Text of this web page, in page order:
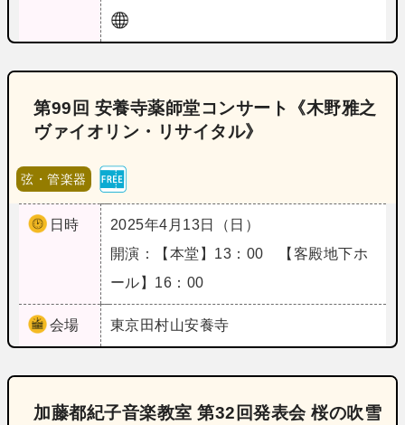
第99回 安養寺薬師堂コンサート《木野雅之
ヴァイオリン・リサイタル》
弦・管楽器
日時
2025年4月13日（日）
開演：【本堂】13：00 【客殿地下ホ
ール】16：00
会場 東京田村山安養寺
加藤都紀子音楽教室 第32回発表会 桜の吹雪